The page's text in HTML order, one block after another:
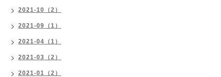
2021-10（2）
2021-09（1）
2021-04（1）
2021-03（2）
2021-01（2）